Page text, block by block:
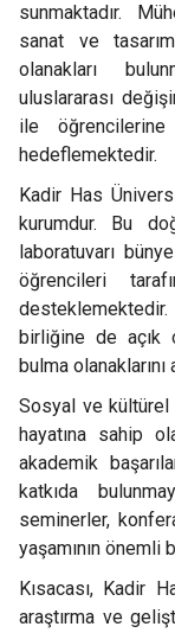
sunmaktadır.
sanat ve
olanakları
uluslararası
ile
hedeflemektedir.
Kadir Has
kurumdur. Bu
laboratuvarı
öğrencileri
birliğine de açık
bulma olanaklarını
Sosyal ve kültürel
hayatına sahip
akademik
katkıda
seminerler,
yaşamının önemli
Kısacası, Kadir
araştırma ve